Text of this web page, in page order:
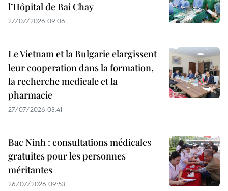
l’Hôpital de Bai Chay
27/07/2026 09:06
Le Vietnam et la Bulgarie elargissent
leur cooperation dans la formation,
la recherche medicale et la
pharmacie
27/07/2026 03:41
Bac Ninh : consultations médicales
gratuites pour les personnes
méritantes
26/07/2026 09:53